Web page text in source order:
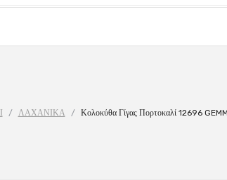
/ ΛΑΧΑΝΙΚΑ / Κολοκύθα Γίγας Πορτοκαλί 12696